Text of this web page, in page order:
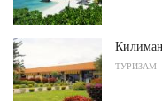
ТУРИЗАМ